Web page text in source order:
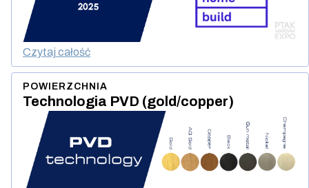
Czytaj całość
POWIERZCHNIA
Technologia PVD (gold/copper)